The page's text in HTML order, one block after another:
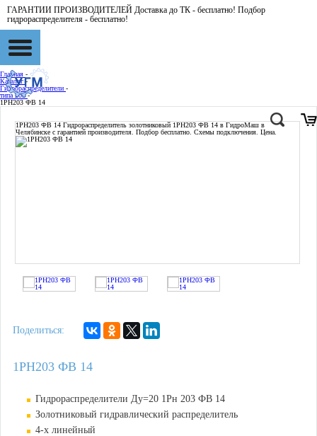
ГАРАНТИИ ПРОИЗВОДИТЕЛЕЙ Доставка до ТК - бесплатно! Подбор
гидрораспределителя - бесплатно!
Главная -
Каталог -
Гидрораспределители -
типа 203 -
1РН203 ФВ 14
1РН203 ФВ 14 Гидрораспределитель золотниковый 1РН203 ФВ 14 в ГидроМаш в
Челябинске с гарантией производителя. Подбор бесплатно. Схемы подключения. Цена.
Поделиться:
1РН203 ФВ 14
Гидрораспределители Ду=20 1Рн 203 ФВ 14
Золотниковый гидравлический распределитель
4-х линейный